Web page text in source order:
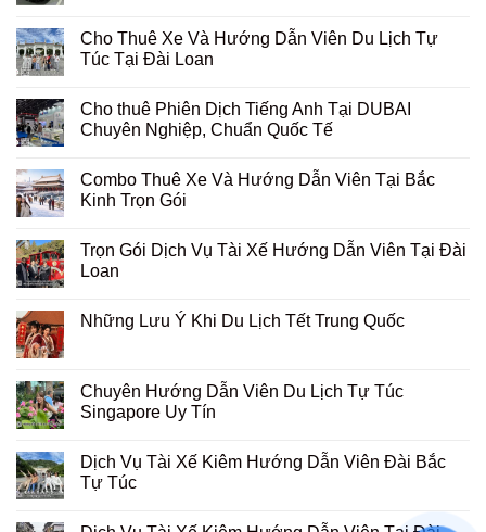
Cho Thuê Xe Và Hướng Dẫn Viên Du Lịch Tự
Túc Tại Đài Loan
Cho thuê Phiên Dịch Tiếng Anh Tại DUBAI
Chuyên Nghiệp, Chuẩn Quốc Tế
Combo Thuê Xe Và Hướng Dẫn Viên Tại Bắc
Kinh Trọn Gói
Trọn Gói Dịch Vụ Tài Xế Hướng Dẫn Viên Tại Đài
Loan
Những Lưu Ý Khi Du Lịch Tết Trung Quốc
Chuyên Hướng Dẫn Viên Du Lịch Tự Túc
Singapore Uy Tín
Dịch Vụ Tài Xế Kiêm Hướng Dẫn Viên Đài Bắc
Tự Túc